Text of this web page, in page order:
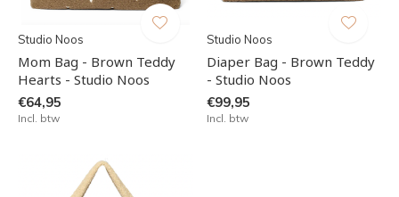
Studio Noos
Mom Bag - Brown Teddy
Hearts - Studio Noos
€64,95
Incl. btw
Studio Noos
Diaper Bag - Brown Teddy
- Studio Noos
€99,95
Incl. btw